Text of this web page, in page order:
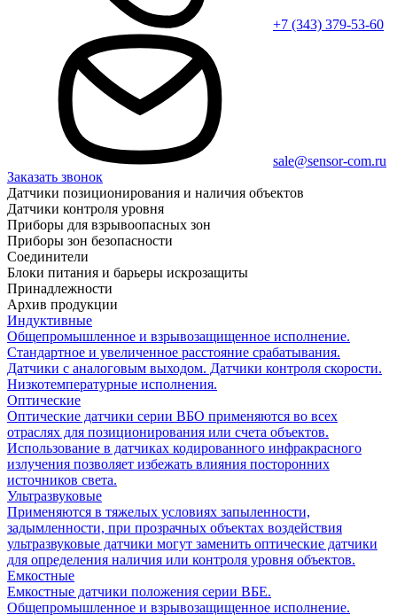
+7 (343) 379-53-60
sale@sensor-com.ru
Заказать звонок
Датчики позиционирования и наличия объектов
Датчики контроля уровня
Приборы для взрывоопасных зон
Приборы зон безопасности
Соединители
Блоки питания и барьеры искрозащиты
Принадлежности
Архив продукции
Индуктивные
Общепромышленное и взрывозащищенное исполнение.
Стандартное и увеличенное расстояние срабатывания.
Датчики с аналоговым выходом. Датчики контроля скорости.
Низкотемпературные исполнения.
Оптические
Оптические датчики серии ВБО применяются во всех
отраслях для позиционирования или счета объектов.
Использование в датчиках кодированного инфракрасного
излучения позволяет избежать влияния посторонних
источников света.
Ультразвуковые
Применяются в тяжелых условиях запыленности,
задымленности, при прозрачных объектах воздействия
ультразвуковые датчики могут заменить оптические датчики
для определения наличия или контроля уровня объектов.
Емкостные
Емкостные датчики положения серии ВБЕ.
Общепромышленное и взрывозащищенное исполнение.